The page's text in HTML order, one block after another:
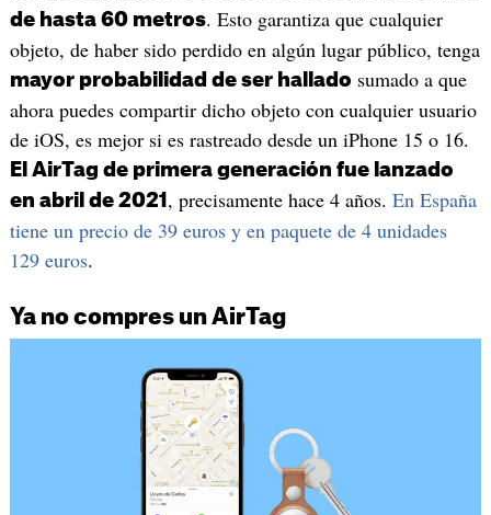
de hasta 60 metros. Esto garantiza que cualquier
objeto, de haber sido perdido en algún lugar público, tenga
mayor probabilidad de ser hallado sumado a que
ahora puedes compartir dicho objeto con cualquier usuario
de iOS, es mejor si es rastreado desde un iPhone 15 o 16.
El AirTag de primera generación fue lanzado
en abril de 2021 , precisamente hace 4 años. En España
tiene un precio de 39 euros y en paquete de 4 unidades
129 euros.
Ya no compres un AirTag